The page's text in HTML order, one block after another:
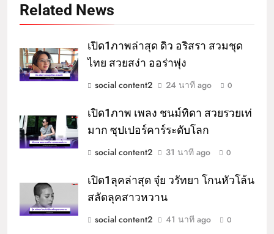
Related News
เปิด1ภาพล่าสุด ดิว อริสรา สวมชุด
ไทย สวยสง่า ออร่าพุ่ง
social content2
24 นาที ago 0
เปิด1ภาพ เพลง ชนม์ทิดา สวยรวยเท่
มาก ซุปเปอร์คาร์ระดับโลก
social content2
31 นาที ago 0
เปิด1ลุคล่าสุด จุ๋ย วรัทยา โกนหัวโล้น
สลัดลุคสาวหวาน
social content2
41 นาที ago 0